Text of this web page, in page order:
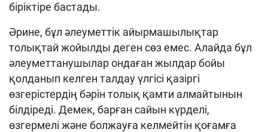
біріктіре бастады.
Әрине, бұл әлеуметтік айырмашылықтар
толықтай жойылды деген сөз емес. Алайда бұл
әлеуметтанушылар ондаған жылдар бойы
қолданып келген талдау үлгісі қазіргі
өзгерістердің бәрін толық қамти алмайтынын
білдіреді. Демек, барған сайын күрделі,
өзгермелі және болжауға келмейтін қоғамға